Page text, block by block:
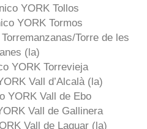
YORK Tollos
YORK Tormos
Torre de les
(la)
YORK Torrevieja
Vall d’Alcalà (la)
YORK Vall de Ebo
Vall de Gallinera
Vall de Laguar (la)